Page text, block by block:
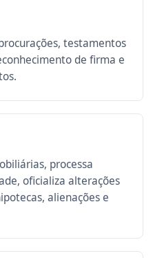
testamentos
de firma e
processa
oficializa alterações
alienações e